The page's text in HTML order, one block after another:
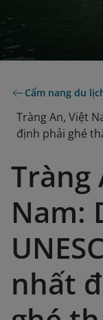
Cẩm nang du
Tràng An, Việt
định phải ghé
Tràng
Nam:
nhất